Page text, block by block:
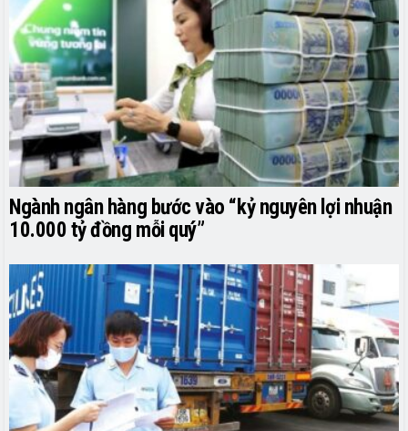
Ngành ngân hàng bước vào “kỷ nguyên lợi nhuận
10.000 tỷ đồng mỗi quý”